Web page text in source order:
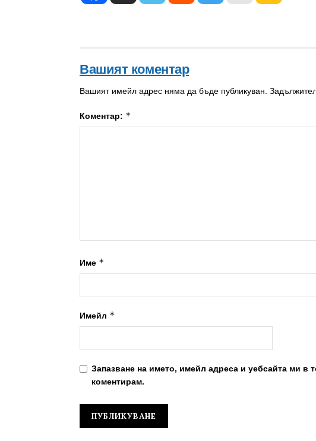
Вашият коментар
Вашият имейл адрес няма да бъде публикуван.
Коментар: *
Име *
Имейл *
Запазване на името, имейл адреса и уебсайта ми в
коментирам.